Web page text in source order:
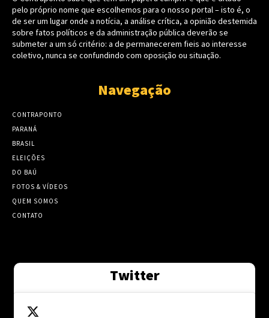
pelo próprio nome que escolhemos para o nosso portal – isto é, o
de ser um lugar onde a notícia, a análise crítica, a opinião destemida
sobre fatos políticos e da administração pública deverão se
submeter a um só critério: a de permanecerem fieis ao interesse
coletivo, nunca se confundindo com oposição ou situação.
Navegação
CONTRAPONTO
PARANÁ
BRASIL
ELEIÇÕES
DO BAÚ
FOTOS & VÍDEOS
QUEM SOMOS
CONTATO
Twitter